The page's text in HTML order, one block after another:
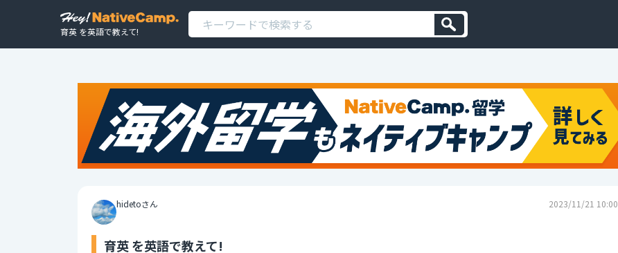
育英 を英語で教えて!
hidetoさん 2023/11/21 10:00
育英 を英語で教えて!